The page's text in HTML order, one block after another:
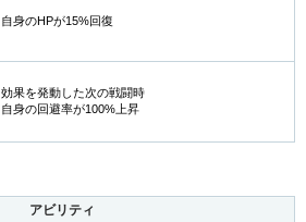
自身のHPが15%回復
効果を発動した次の戦闘時
自身の回避率が100%上昇
アビリティ